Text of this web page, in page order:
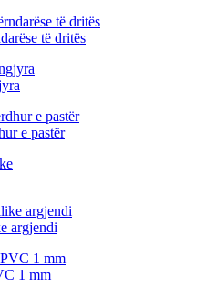
të dritës
e pastër
argjendi
1 mm